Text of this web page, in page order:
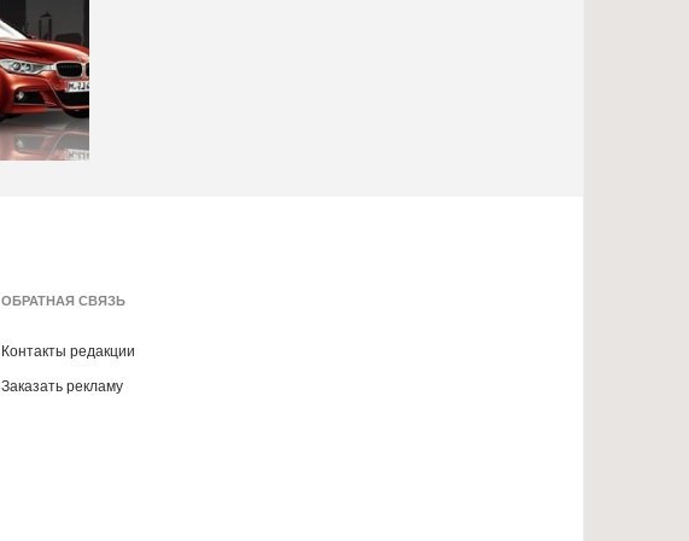
ОБРАТНАЯ СВЯЗЬ
Контакты редакции
Заказать рекламу